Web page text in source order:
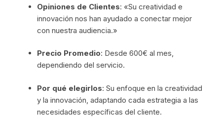
Opiniones de Clientes: «Su creatividad e
innovación nos han ayudado a conectar mejor
con nuestra audiencia.»
Precio Promedio: Desde 600€ al mes,
dependiendo del servicio.
Por qué elegirlos: Su enfoque en la creatividad
y la innovación, adaptando cada estrategia a las
necesidades específicas del cliente.